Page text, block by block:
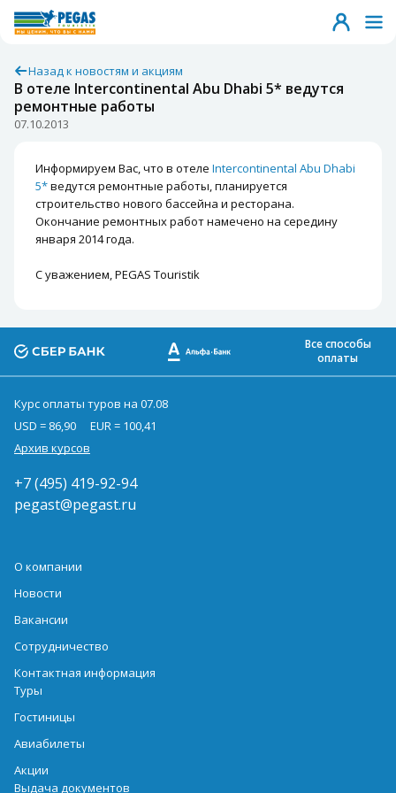
Назад к новостям и акциям
В отеле Intercontinental Abu Dhabi 5* ведутся
ремонтные работы
07.10.2013
Информируем Вас, что в отеле Intercontinental Abu Dhabi
5*ведутся ремонтные работы, планируется
строительство нового бассейна и ресторана.
Окончание ремонтных работ намечено на середину
января 2014 года.
С уважением, PEGAS Touristik
Все способы
оплаты
Курс оплаты туров на 07.08
USD = 86,90
EUR = 100,41
Архив курсов
+7 (495) 419-92-94
pegast@pegast.ru
О компании
Новости
Вакансии
Сотрудничество
Контактная информация
Туры
Гостиницы
Авиабилеты
Акции
Выдача документов